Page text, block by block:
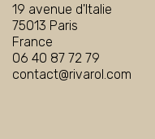
19 avenue d'Italie
75013 Paris
France
06 40 87 72 79
contact@rivarol.com